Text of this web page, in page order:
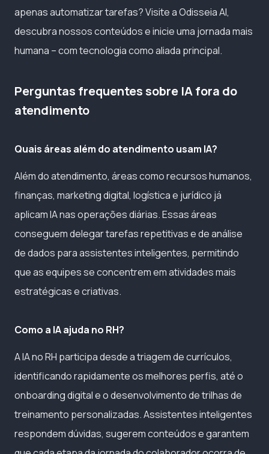
apenas automatizar tarefas? Visite a Odisseia AI,
descubra nossos conteúdos e inicie uma jornada mais
humana – com tecnologia como aliada principal.
Perguntas frequentes sobre IA fora do
atendimento
Quais áreas além do atendimento usam IA?
Além do atendimento, áreas como recursos humanos,
finanças, marketing digital, logística e jurídico já
aplicam IA nas operações diárias. Essas áreas
conseguem delegar tarefas repetitivas e de análise
de dados para assistentes inteligentes, permitindo
que as equipes se concentrem em atividades mais
estratégicas e criativas.
Como a IA ajuda no RH?
A IA no RH participa desde a triagem de currículos,
identificando rapidamente os melhores perfis, até o
onboarding digital e o desenvolvimento de trilhas de
treinamento personalizadas. Assistentes inteligentes
respondem dúvidas, sugerem conteúdos e garantem